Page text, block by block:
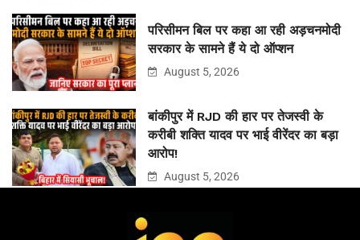
परिसीमन बिल पर कहा आ रही अड़चनमोदी
सरकार के सामने हैं ये दो ऑप्शन
August 5, 2026
बांकीपुर में RJD की हार पर तेजस्वी के
करीबी शक्ति यादव पर भाई वीरेंदर का बड़ा
आरोप!
August 5, 2026